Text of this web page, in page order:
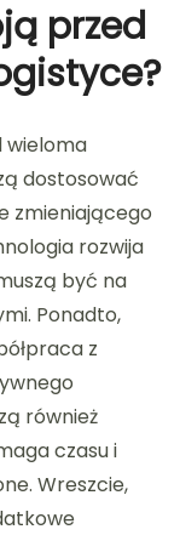
przed
wieloma
dostosować
zmieniającego
rozwija
być na
Ponadto,
z
również
czasu i
Wreszcie,